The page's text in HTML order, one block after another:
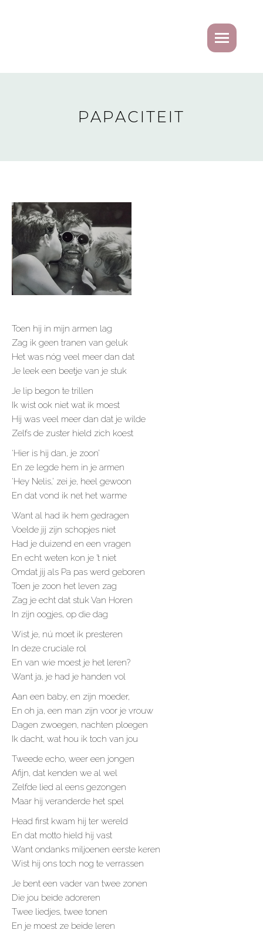
PAPACITEIT
Toen hij in mijn armen lag
Zag ik geen tranen van geluk
Het was nóg veel meer dan dat
Je leek een beetje van je stuk
Je lip begon te trillen
Ik wist ook niet wat ik moest
Hij was veel meer dan dat je wilde
Zelfs de zuster hield zich koest
‘Hier is hij dan, je zoon’
En ze legde hem in je armen
‘Hey Nelis,’ zei je, heel gewoon
En dat vond ik net het warme
Want al had ik hem gedragen
Voelde jij zijn schopjes niet
Had je duizend en een vragen
En echt weten kon je ’t niet
Omdat jij als Pa pas werd geboren
Toen je zoon het leven zag
Zag je echt dat stuk Van Horen
In zijn oogjes, op die dag
Wist je, nú moet ik presteren
In deze cruciale rol
En van wie moest je het leren?
Want ja, je had je handen vol
Aan een baby, en zijn moeder,
En oh ja, een man zijn voor je vrouw
Dagen zwoegen, nachten ploegen
Ik dacht, wat hou ik toch van jou
Tweede echo, weer een jongen
Afijn, dat kenden we al wel
Zelfde lied al eens gezongen
Maar hij veranderde het spel
Head first kwam hij ter wereld
En dat motto hield hij vast
Want ondanks miljoenen eerste keren
Wist hij ons toch nog te verrassen
Je bent een vader van twee zonen
Die jou beide adoreren
Twee liedjes, twee tonen
En je moest ze beide leren